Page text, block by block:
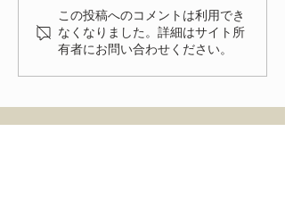
した。 FIAT FESTA
2026、無事に終了致しまし
た！ 来年、またお会いでき
る事を楽しみにしておりま
この投稿へのコメントは利用でき
なくなりました。詳細はサイト所
有者にお問い合わせください。